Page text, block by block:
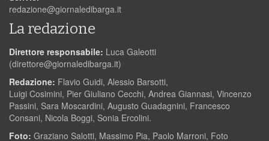
redazione@giornaledibarga.it
La redazione
Direttore responsabile: Luca Galeotti
(direttore@giornaledibarga.it)
Redazione: Flavio Guidi, Alessio Barsotti,
Luigi Cosimini, Pier Giuliano Cecchi, Andrea Giannasi, Vincenzo
Passini, Sara Moscardini, Augusto Guadagnini, Francesco
Consani, Nicola Boggi, Sonia Ercolini.
Foto: Graziano Salotti, Massimo Pia, Paolo Marroni, Foto